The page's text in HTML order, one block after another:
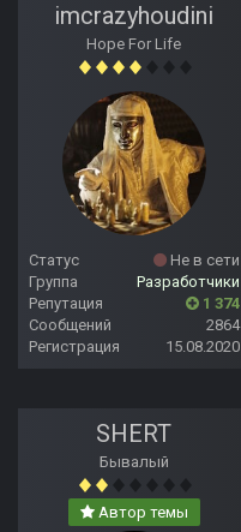
imcrazyhoudini
Hope For Life
Статус
Не в сети
Группа
Разработчики
Репутация
1 374
Сообщений
2864
Регистрация
15.08.2020
SHERT
Бывалый
Автор темы